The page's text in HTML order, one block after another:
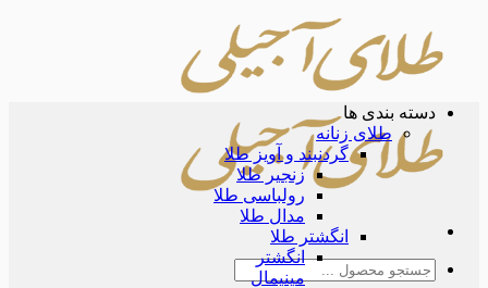
content
جستجو
دسته بندی ها
طلای زنانه
گردنبند و آویز طلا
زنجیر طلا
رولباسی طلا
مدال طلا
انگشتر طلا
انگشتر
مینیمال